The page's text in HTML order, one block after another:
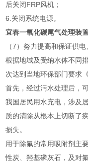
后关闭FRP风机；
6.关闭系统电源。
宜春一氧化碳尾气处理装
（7）努力提高和保证供
根据地域及受纳水体不同
次达到当地环保部门要求
首先，经过污水处理后，
我国居民用水充电，涉及
质的清除从根本上切断了
损失。
用于除氟的常用吸附剂主
性炭、羟基磷灰石，及对